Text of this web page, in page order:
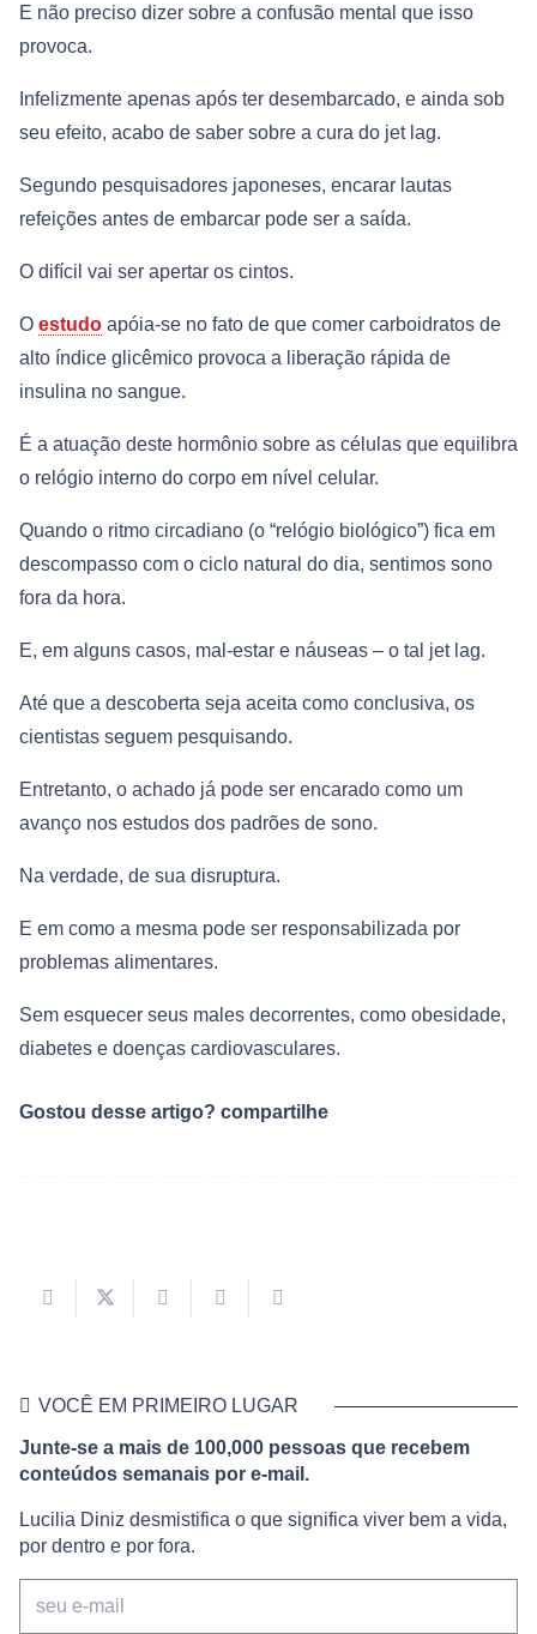
E não preciso dizer sobre a confusão mental que isso
provoca.
Infelizmente apenas após ter desembarcado, e ainda sob
seu efeito, acabo de saber sobre a cura do jet lag.
Segundo pesquisadores japoneses, encarar lautas
refeições antes de embarcar pode ser a saída.
O difícil vai ser apertar os cintos.
O estudo apóia-se no fato de que comer carboidratos de
alto índice glicêmico provoca a liberação rápida de
insulina no sangue.
É a atuação deste hormônio sobre as células que equilibra
o relógio interno do corpo em nível celular.
Quando o ritmo circadiano (o “relógio biológico”) fica em
descompasso com o ciclo natural do dia, sentimos sono
fora da hora.
E, em alguns casos, mal-estar e náuseas – o tal jet lag.
Até que a descoberta seja aceita como conclusiva, os
cientistas seguem pesquisando.
Entretanto, o achado já pode ser encarado como um
avanço nos estudos dos padrões de sono.
Na verdade, de sua disruptura.
E em como a mesma pode ser responsabilizada por
problemas alimentares.
Sem esquecer seus males decorrentes, como obesidade,
diabetes e doenças cardiovasculares.
Gostou desse artigo? compartilhe
VOCÊ EM PRIMEIRO LUGAR
Junte-se a mais de 100,000 pessoas que recebem
conteúdos semanais por e-mail.
Lucilia Diniz desmistifica o que significa viver bem a vida,
por dentro e por fora.